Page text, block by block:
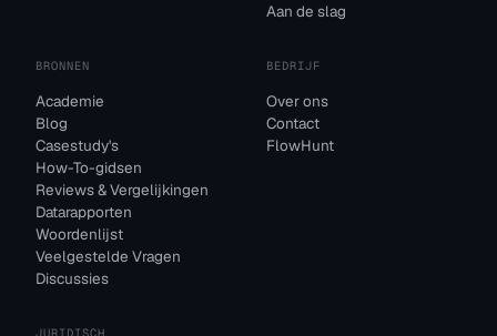
Aan de slag
BRONNEN
Academie
Blog
Casestudy's
How-To-gidsen
Reviews & Vergelijkingen
Datarapporten
Woordenlijst
Veelgestelde Vragen
Discussies
BEDRIJF
Over ons
Contact
FlowHunt
JURIDISCH